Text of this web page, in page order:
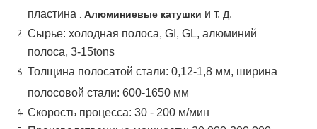
пластина , Алюминиевые катушки и т. д.
Сырье: холодная полоса, GI, GL, алюминий
полоса, 3-15tons
Толщина полосатой стали: 0,12-1,8 мм, ширина
полосовой стали: 600-1650 мм
Скорость процесса: 30 - 200 м/мин